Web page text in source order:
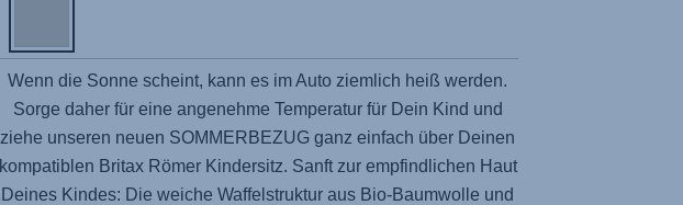
Wenn die Sonne scheint, kann es im Auto ziemlich heiß werden.
Sorge daher für eine angenehme Temperatur für Dein Kind und
ziehe unseren neuen SOMMERBEZUG ganz einfach über Deinen
kompatiblen Britax Römer Kindersitz. Sanft zur empfindlichen Haut
Deines Kindes: Die weiche Waffelstruktur aus Bio-Baumwolle und